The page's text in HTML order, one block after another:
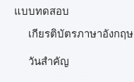
แบบทดสอบ
เกียรติบัตรภาษาอังกฤษ
วันสำคัญ